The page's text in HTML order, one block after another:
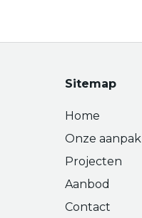
Sitemap
Home
Onze aanpak
Projecten
Aanbod
Contact